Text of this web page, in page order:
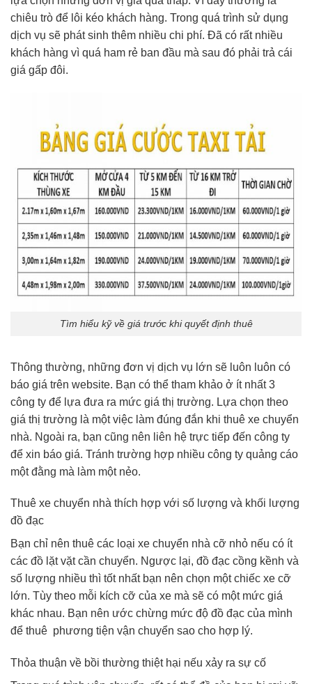
chiêu trò để lôi kéo khách hàng. Trong quá trình sử dụng
dịch vụ sẽ phát sinh thêm nhiều chi phí. Đã có rất nhiều
khách hàng vì quá ham rẻ ban đầu mà sau đó phải trả cái
giá gấp đôi.
Tìm hiểu kỹ về giá trước khi quyết định thuê
Thông thường, những đơn vị dịch vụ lớn sẽ luôn luôn có
báo giá trên website. Bạn có thể tham khảo ở ít nhất 3
công ty để lựa đưa ra mức giá thị trường. Lựa chọn theo
giá thị trường là một việc làm đúng đắn khi thuê xe chuyển
nhà. Ngoài ra, bạn cũng nên liên hệ trực tiếp đến công ty
để xin báo giá. Tránh trường hợp nhiều công ty quảng cáo
một đằng mà làm một nẻo.
Thuê xe chuyển nhà thích hợp với số lượng và khối lượng
đồ đạc
Bạn chỉ nên thuê các loại xe chuyển nhà cỡ nhỏ nếu có ít
các đồ lặt vặt cần chuyển. Ngược lại, đồ đạc cồng kềnh và
số lượng nhiều thì tốt nhất bạn nên chọn một chiếc xe cỡ
lớn. Tùy theo mỗi kích cỡ của xe mà sẽ có một mức giá
khác nhau. Bạn nên ước chừng mức độ đồ đạc của mình
để thuê phương tiện vận chuyển sao cho hợp lý.
Thỏa thuận về bồi thường thiệt hại nếu xảy ra sự cố